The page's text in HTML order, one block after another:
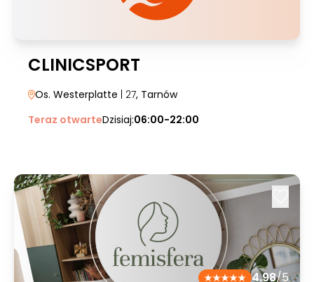
CLINICSPORT
Os. Westerplatte | 27, Tarnów
Teraz otwarteDzisiaj:06:00-22:00
4.98/5